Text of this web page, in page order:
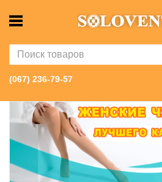
(067) 236-79-57